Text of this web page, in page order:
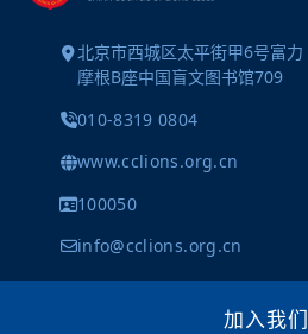
北京市西城区太平街甲6号富力
摩根B座中国盲文图书馆709
010-8319 0804
www.cclions.org.cn
100050
info@cclions.org.cn
加入我们